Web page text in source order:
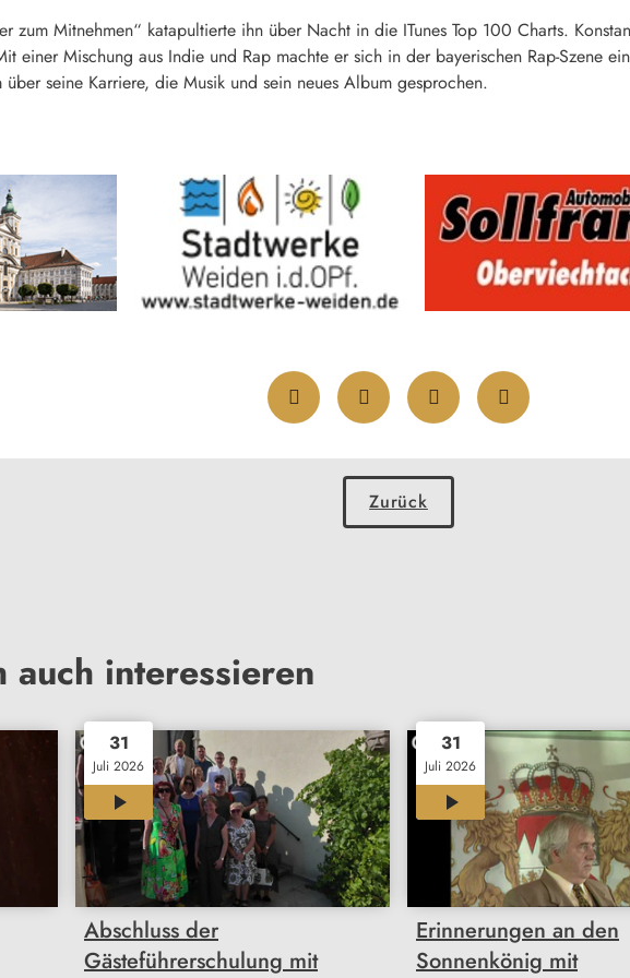
zum Mitnehmen“ katapultierte ihn über Nacht in die ITunes Top 100 Charts.
einer Mischung aus Indie und Rap machte er sich in der bayerischen Rap-Szene
seine Karriere, die Musik und sein neues Album gesprochen.
Zurück
auch interessieren
31
Juli 2026
00:27
Abschluss der
Gästeführerschulung mit
31
Juli 2026
04:55
Erinnerungen an den
Sonnenkönig mit